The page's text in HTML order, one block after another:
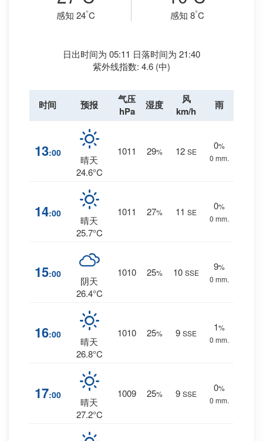
感知 24°C 感知 8°C
日出时间为 05:11 日落时间为 21:40
紫外线指数: 4.6 (中)
时间 预报
气压
hPa
湿度
风
km/h
雨
13:00
晴天
24.6°C
1011 29% 12 SE
0%
0 mm.
14:00
晴天
25.7°C
1011 27% 11 SE
0%
0 mm.
15:00
阴天
26.4°C
1010 25% 10 SSE
9%
0 mm.
16:00
晴天
26.8°C
1010 25% 9 SSE
1%
0 mm.
17:00
晴天
27.2°C
1009 25% 9 SSE
0%
0 mm.